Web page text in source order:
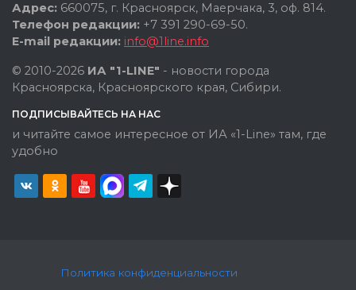
Адрес: 660075, г. Красноярск, Маерчака, 3, оф. 814.
Телефон редакции: +7 391 290-69-50.
E-mail редакции: info@1line.info
© 2010-2026 ИА "1-LINE" - новости города
Красноярска, Красноярского края, Сибири.
ПОДПИСЫВАЙТЕСЬ НА НАС
и читайте самое интересное от ИА «1-Line» там, где
удобно
Политика конфиденциальности